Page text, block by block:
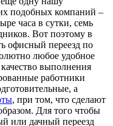
подобных компаний –
часа в сутки, семь
Вот поэтому в
офисный переезд по
любое удобное
выполнения
работники
а
, при том, что сделают
Для того чтобы
или дачный переезд